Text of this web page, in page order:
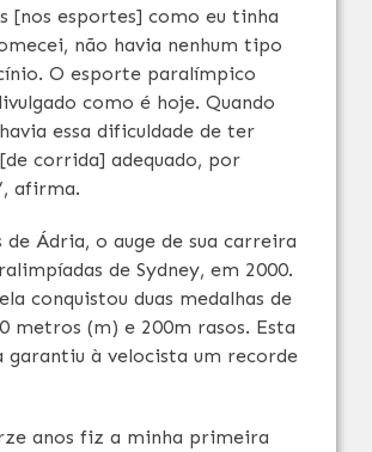
[nos esportes] como eu tinha
não havia nenhum tipo
O esporte paralímpico
como é hoje. Quando
essa dificuldade de ter
corrida] adequado, por
afirma.
de Ádria, o auge de sua carreira
de Sydney, em 2000.
conquistou duas medalhas de
metros (m) e 200m rasos. Esta
garantiu à velocista um recorde
anos fiz a minha primeira